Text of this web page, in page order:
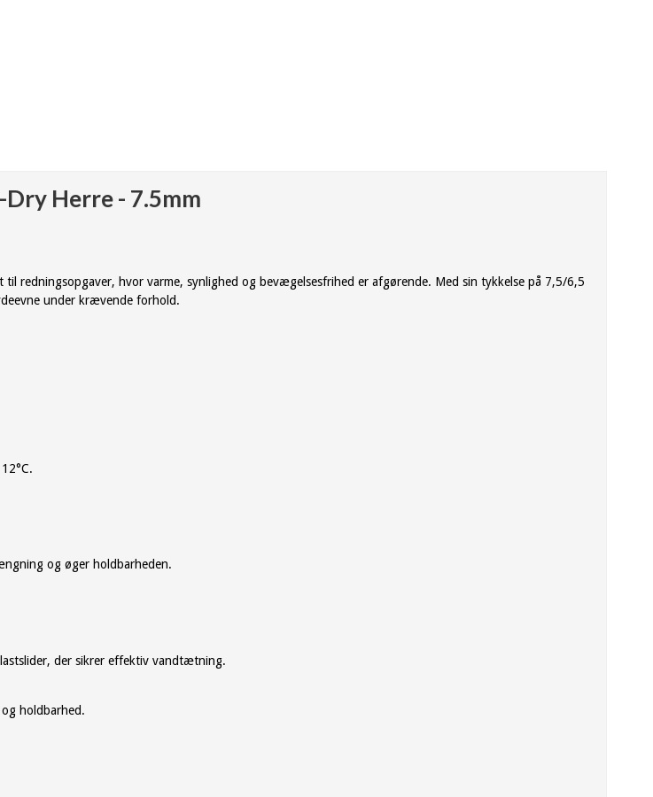
Dry Herre - 7.5mm
redningsopgaver, hvor varme, synlighed og bevægelsesfrihed er afgørende. Med sin tykkelse på 7,5/6,5
under krævende forhold.
og øger holdbarheden.
der sikrer effektiv vandtætning.
holdbarhed.